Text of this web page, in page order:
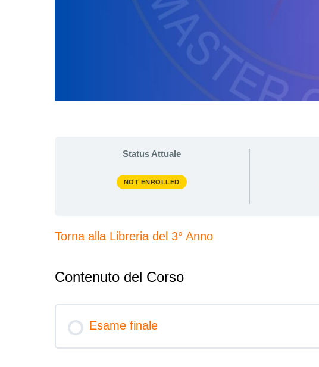
Status Attuale
NOT ENROLLED
Torna alla Libreria del 3° Anno
Contenuto del Corso
Esame finale